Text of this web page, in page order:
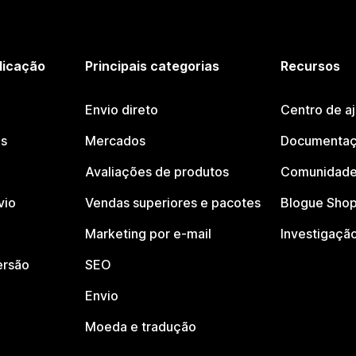
Principais categorias
Envio direto
Mercados
Avaliações de produtos
Vendas superiores e pacotes
Marketing por e-mail
SEO
Envio
Moeda e tradução
Recursos
Centro de
Blogue